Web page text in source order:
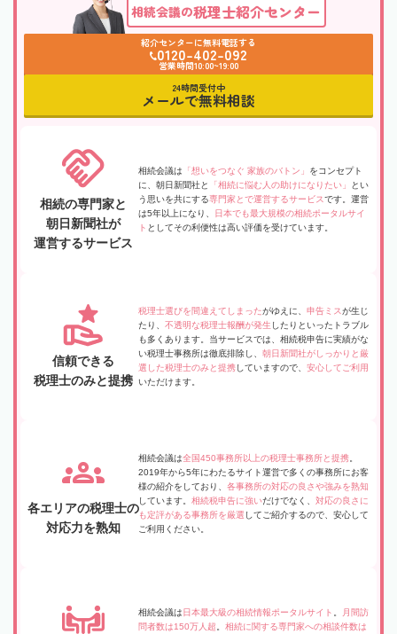
相続会議の税理士紹介センター
紹介センターに無料電話する
0120-402-092
営業時間10:00~19:00
24時間受付中
メールで無料相談
相続の専門家と
朝日新聞社が
運営するサービス
相続会議は 「想いをつなぐ 家族のバトン」 をコンセプト
に、朝日新聞社と
「相続に悩む人の助けになりたい」
とい
う思いを共にする専門家とで運営するサービスです。運営
は5年以上になり、
日本でも最大規模の相続ポータルサイ
ト としてその利便性は高い評価を受けています。
信頼できる
税理士のみと提携
税理士選びを間違えてしまったがゆえに、 申告ミスが生じ
たり、 不透明な税理士報酬が発生 したりといったトラブル
も多くあります。当サービスでは、相続税申告に実績がな
い税理士事務所は徹底排除し、 朝日新聞社がしっかりと厳
選した税理士のみと提携していますので、 安心してご利用
いただけます。
各エリアの税理士の
対応力を熟知
相続会議は全国450事務所以上の税理士事務所と提携
2019年から5年にわたるサイト運営で多くの事務所にお客
様の紹介をしており、 各事務所の対応の良さや強みを熟知
しています。 相続税申告に強いだけでなく、 対応の良さに
も定評がある事務所を厳選 してご紹介するので、安心して
ご利用ください。
相続会議は 日本最大級の相続情報ポータルサイト
月間訪
問者数は150万人超
相続に関する専門家への相談件数は